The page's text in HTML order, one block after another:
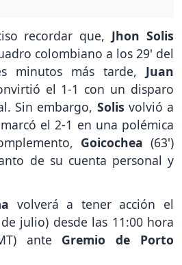
recordar que, Jhon Solis
colombiano a los 29' del
minutos más tarde, Juan
el 1-1 con un disparo
Sin embargo, Solis volvió a
el 2-1 en una polémica
Goicochea (63')
de su cuenta personal y
volverá a tener acción el
julio) desde las 11:00 hora
ante Gremio de Porto